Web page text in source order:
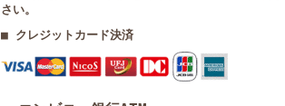
さい。
■ クレジットカード決済